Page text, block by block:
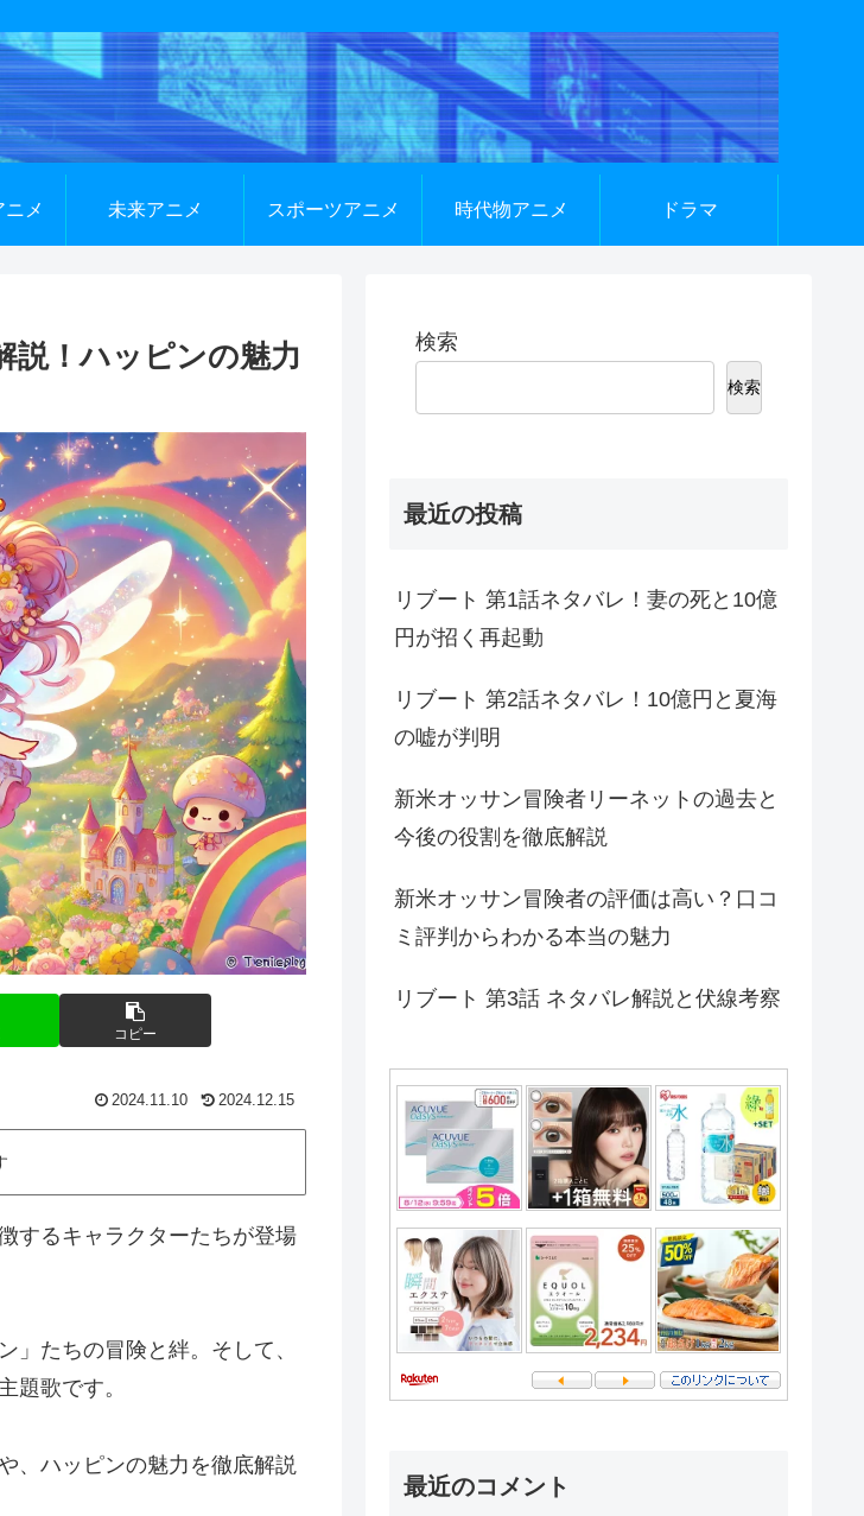
メ 未来アニメ スポーツアニメ 時代物アニメ ドラマ
説！ハッピンの魅力
コピー
2024.11.10 2024.12.15
するキャラクターたちが登場
」たちの冒険と絆。そして、
題歌です。
、ハッピンの魅力を徹底解説
検索
検索
最近の投稿
リブート 第1話ネタバレ！妻の死と10億
円が招く再起動
リブート 第2話ネタバレ！10億円と夏海
の嘘が判明
新米オッサン冒険者リーネットの過去と
今後の役割を徹底解説
新米オッサン冒険者の評価は高い？口コ
ミ評判からわかる本当の魅力
リブート 第3話 ネタバレ解説と伏線考察
最近のコメント